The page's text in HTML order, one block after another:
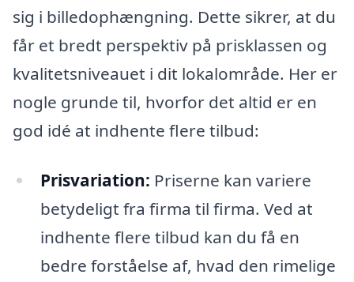
sig i billedophængning. Dette sikrer, at du
får et bredt perspektiv på prisklassen og
kvalitetsniveauet i dit lokalområde. Her er
nogle grunde til, hvorfor det altid er en
god idé at indhente flere tilbud:
Prisvariation: Priserne kan variere
betydeligt fra firma til firma. Ved at
indhente flere tilbud kan du få en
bedre forståelse af, hvad den rimelige